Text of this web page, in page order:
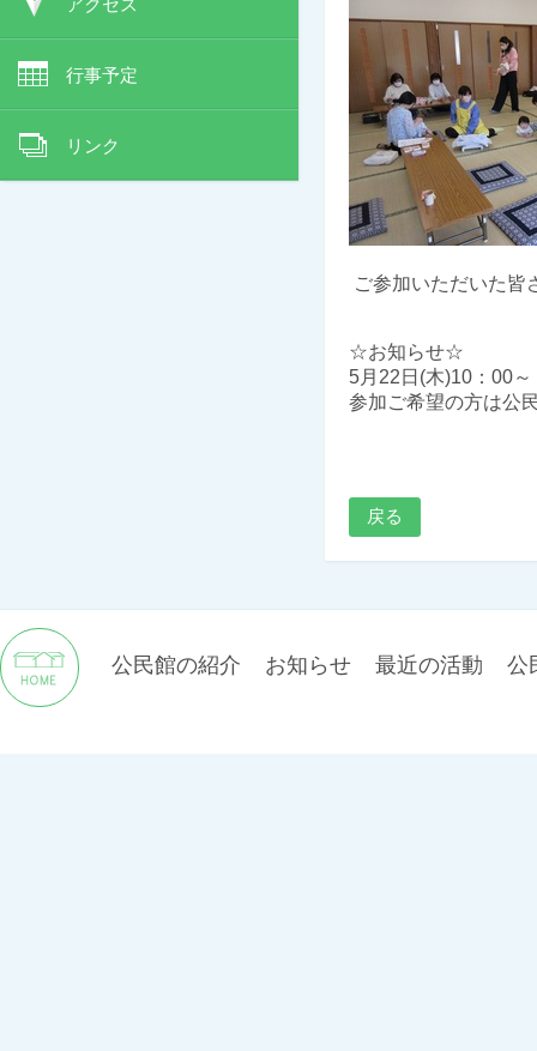
アクセス
行事予定
リンク
ご参加いただいた皆
☆お知らせ☆
5月22日(木)10：00
参加ご希望の方は公
戻る
公民館の紹介 お知らせ 最近の活動 公